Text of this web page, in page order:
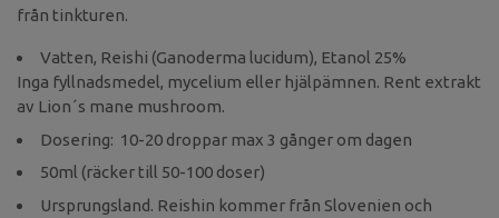
från tinkturen.
Vatten, Reishi (Ganoderma lucidum), Etanol 25%
Inga fyllnadsmedel, mycelium eller hjälpämnen. Rent extrakt
av Lion´s mane mushroom.
Dosering: 10-20 droppar max 3 gånger om dagen
50ml (räcker till 50-100 doser)
Ursprungsland. Reishin kommer från Slovenien och